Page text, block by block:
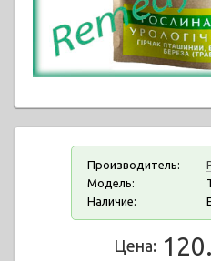
Производитель:
Модель:
Наличие:
Цена: